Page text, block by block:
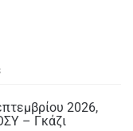
2026,
– Γκάζι